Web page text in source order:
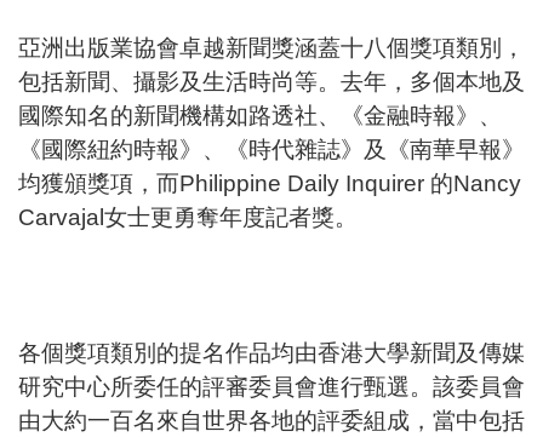
亞洲出版業協會卓越新聞獎涵蓋十八個獎項類別，
包括新聞、攝影及生活時尚等。去年，多個本地及
國際知名的新聞機構如路透社、《金融時報》、
《國際紐約時報》、《時代雜誌》及《南華早報》
均獲頒獎項，而Philippine Daily Inquirer 的Nancy
Carvajal女士更勇奪年度記者獎。
各個獎項類別的提名作品均由香港大學新聞及傳媒
研究中心所委任的評審委員會進行甄選。該委員會
由大約一百名來自世界各地的評委組成，當中包括